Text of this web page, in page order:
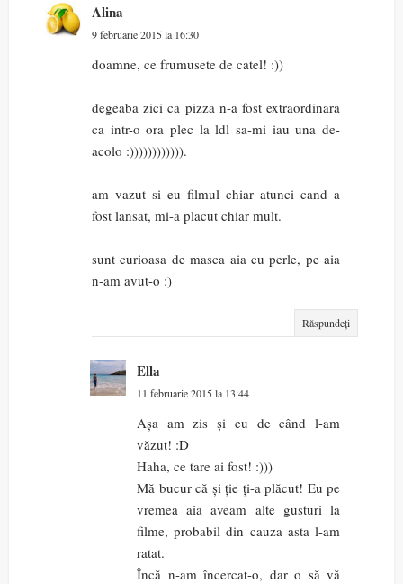
Alina
9 februarie 2015 la 16:30
doamne, ce frumusete de catel! :))
degeaba zici ca pizza n-a fost extraordinara
ca intr-o ora plec la ldl sa-mi iau una de-
acolo :)))))))))))).
am vazut si eu filmul chiar atunci cand a
fost lansat, mi-a placut chiar mult.
sunt curioasa de masca aia cu perle, pe aia
n-am avut-o :)
Răspundeți
Ella
11 februarie 2015 la 13:44
Așa am zis și eu de când l-am
văzut! :D
Haha, ce tare ai fost! :)))
Mă bucur că și ție ți-a plăcut! Eu pe
vremea aia aveam alte gusturi la
filme, probabil din cauza asta l-am
ratat.
Încă n-am încercat-o, dar o să vă